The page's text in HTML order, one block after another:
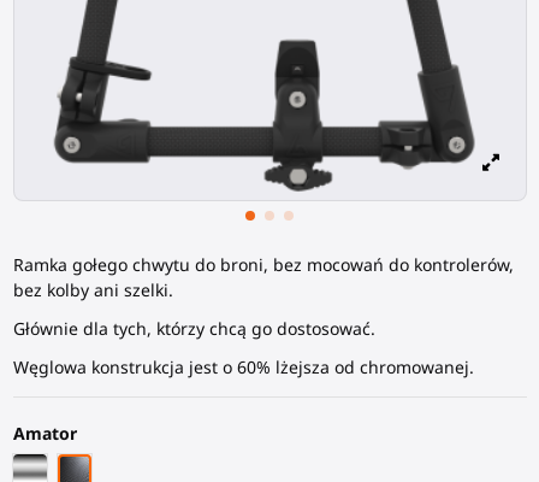
Ramka gołego chwytu do broni, bez mocowań do kontrolerów,
bez kolby ani szelki.
Głównie dla tych, którzy chcą go dostosować.
Węglowa konstrukcja jest o 60% lżejsza od chromowanej.
Amator
Chromowa rama
Czarna rama z włókna węglowego